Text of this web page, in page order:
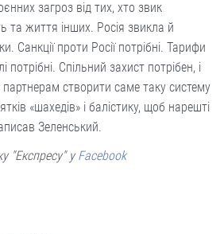
загроз від тих, хто звик
та життя інших. Росія звикла й
Санкції проти Росії потрібні. Тарифи
потрібні. Спільний захист потрібен, і
створити саме таку систему
«шахедів» і балістику, щоб нарешті
Зеленський.
"Експресу" уFacebook